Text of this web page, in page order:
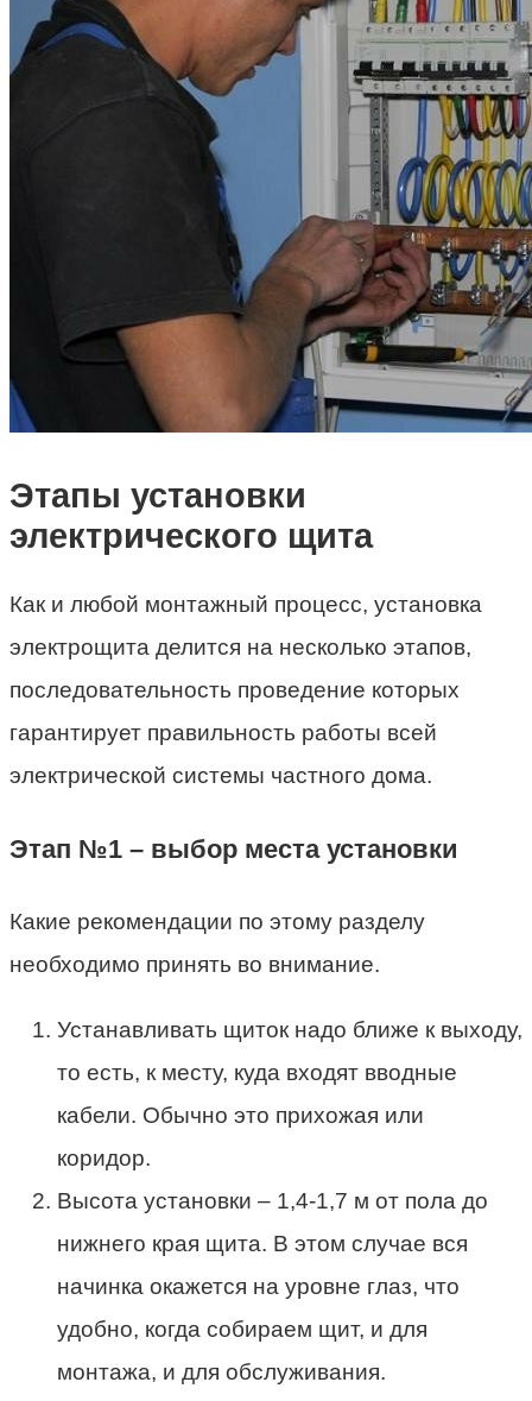
Этапы установки
электрического щита
Как и любой монтажный процесс, установка
электрощита делится на несколько этапов,
последовательность проведение которых
гарантирует правильность работы всей
электрической системы частного дома.
Этап №1 – выбор места установки
Какие рекомендации по этому разделу
необходимо принять во внимание.
Устанавливать щиток надо ближе к выходу,
то есть, к месту, куда входят вводные
кабели. Обычно это прихожая или
коридор.
Высота установки – 1,4-1,7 м от пола до
нижнего края щита. В этом случае вся
начинка окажется на уровне глаз, что
удобно, когда собираем щит, и для
монтажа, и для обслуживания.